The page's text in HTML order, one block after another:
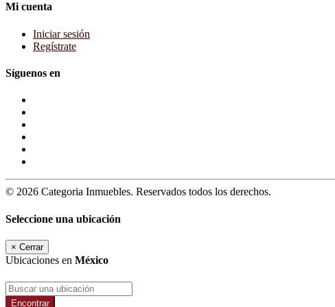
Mi cuenta
Iniciar sesión
Regístrate
Síguenos en
© 2026 Categoria Inmuebles. Reservados todos los derechos.
Seleccione una ubicación
× Cerrar
Ubicaciones en México
Encontrar